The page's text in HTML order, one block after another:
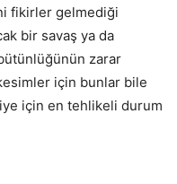
fikirler gelmediği
bir savaş ya da
zarar
için bunlar bile
için en tehlikeli durum